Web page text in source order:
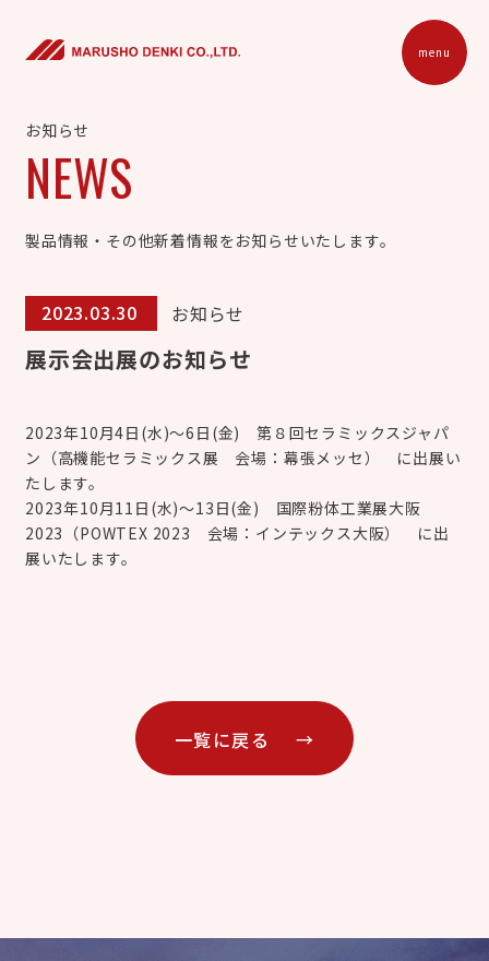
menu
お知らせ
NEWS
製品情報・その他新着情報をお知らせいたします。
2023.03.30 お知らせ
展示会出展のお知らせ
2023年10月4日(水)～6日(金) 第８回セラミックスジャパ
ン（高機能セラミックス展 会場：幕張メッセ） に出展い
たします。
2023年10月11日(水)～13日(金) 国際粉体工業展大阪
2023（POWTEX 2023 会場：インテックス大阪） に出
展いたします。
一覧に戻る →